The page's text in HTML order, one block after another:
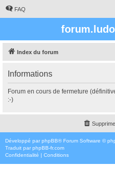
FAQ
Index du forum
Informations
Forum en cours de fermeture
:-)
Développé par phpBB® Forum Software ©
Traduit par phpBB-fr.com
Confidentialité | Conditions